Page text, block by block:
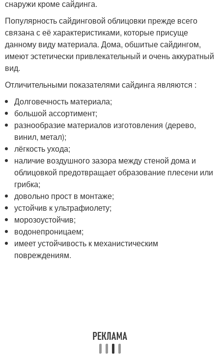
снаружи кроме сайдинга.
Популярность сайдинговой облицовки прежде всего
связана с её характеристиками, которые присуще
данному виду материала. Дома, обшитые сайдингом,
имеют эстетически привлекательный и очень аккуратный
вид.
Отличительными показателями сайдинга являются :
Долговечность материала;
большой ассортимент;
разнообразие материалов изготовления (дерево,
винил, метал);
лёгкость ухода;
наличие воздушного зазора между стеной дома и
облицовкой предотвращает образование плесени или
грибка;
довольно прост в монтаже;
устойчив к ультрафиолету;
морозоустойчив;
водонепроницаем;
имеет устойчивость к механистическим
повреждениям.